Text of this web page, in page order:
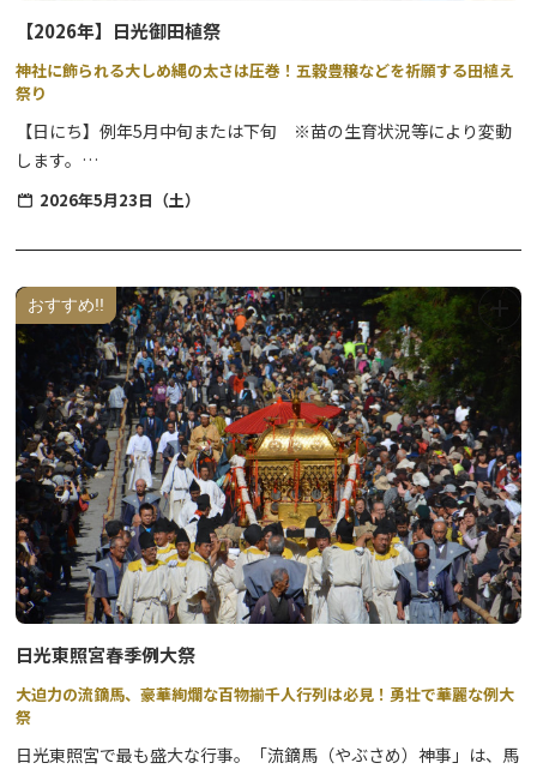
12:30 壱太郎 太鼓演奏①
14:00 Ren ケーナ演奏②
15:00 壱太郎 太鼓演奏②
15:30 終宴
~~平家の里内にキッチンカーも出店します！~~
※「平家絵巻行列」は実施いたしません。それに伴い、姫役や侍役
の募集はございません。
【2026年】日光御田植祭
神社に飾られる大しめ縄の太さは圧巻！五穀豊穣などを祈願する田植え
祭り
【日にち】例年5月中旬または下旬 ※苗の生育状況等により変動
します。
【時間】神事：8時頃～、参進：神事終了後9時頃～、田植え：10
【場所】森友瀧尾神社・森友地区の指定神田
5月の田植え時期に執り行われる御田植祭は、神社での神事終了
後、近くの森友地区にある神田に徒歩で移動し手植えを行います。
秋の実りを祈る大切な神事です。
神田でしめ縄を作るための稲（古代米）の田植えを行ない、秋に刈
り取った稲を用いて大しめ縄を作ります。
2026年5月23日（土）
おすすめ!!
日光東照宮春季例大祭
大迫力の流鏑馬、豪華絢爛な百物揃千人行列は必見！勇壮で華麗な例大
祭
日光東照宮で最も盛大な行事。「流鏑馬（やぶさめ）神事」は、馬